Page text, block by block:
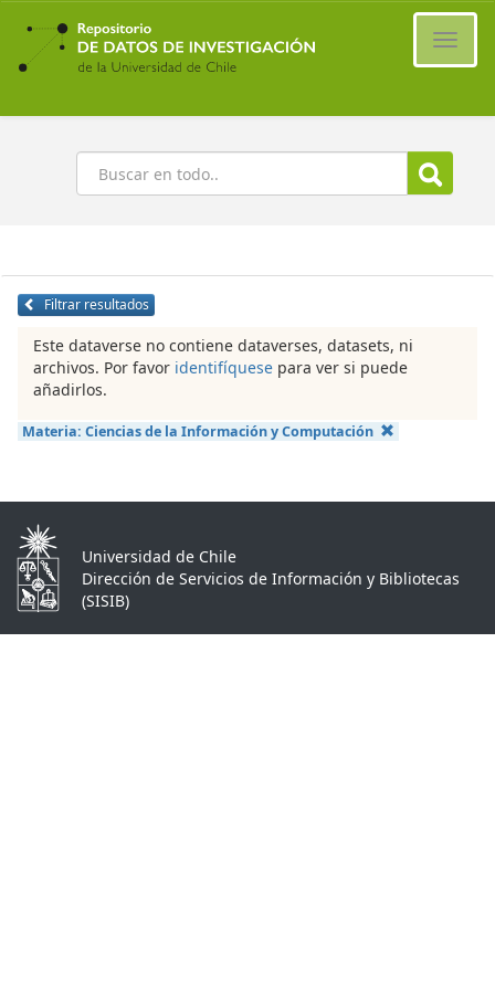
Ir
contenido
principal
Buscar
Filtrar resultados
Este dataverse no contiene dataverses, datasets, ni
archivos. Por favor identifíquese para ver si puede
añadirlos.
Materia: Ciencias de la Información y Computación
Universidad de Chile
Dirección de Servicios de Información y Bibliotecas
(SISIB)